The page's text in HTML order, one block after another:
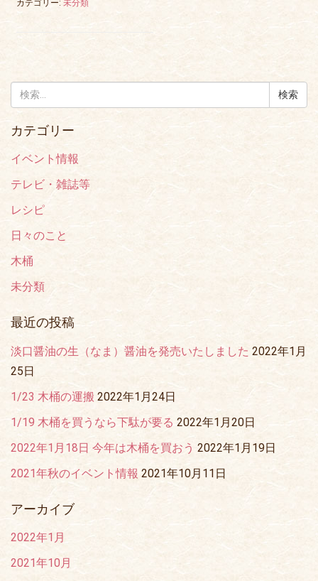
カテゴリー:未分類
検
索:
カテゴリー
イベント情報
テレビ・雑誌等
レシピ
日々のこと
木桶
未分類
最近の投稿
淡口醤油の生（なま）醤油を発売いたしました 2022年1月
25日
1/23 木桶の運搬 2022年1月24日
1/19 木桶を買うなら下駄が要る 2022年1月20日
2022年1月18日 今年は木桶を買おう 2022年1月19日
2021年秋のイベント情報 2021年10月11日
アーカイブ
2022年1月
2021年10月